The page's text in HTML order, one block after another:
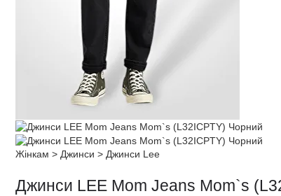
Жінкам > Джинси > Джинси Lee
Джинси LEE Mom Jeans Mom`s